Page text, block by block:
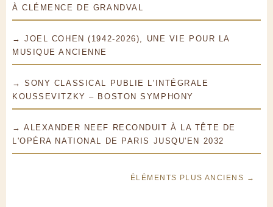
À CLÉMENCE DE GRANDVAL
→ JOEL COHEN (1942-2026), UNE VIE POUR LA
MUSIQUE ANCIENNE
→ SONY CLASSICAL PUBLIE L'INTÉGRALE
KOUSSEVITZKY – BOSTON SYMPHONY
→ ALEXANDER NEEF RECONDUIT À LA TÊTE DE
L'OPÉRA NATIONAL DE PARIS JUSQU'EN 2032
ÉLÉMENTS PLUS ANCIENS →